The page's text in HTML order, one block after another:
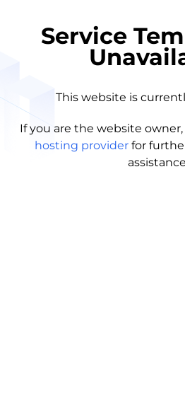
Service
This website is
If you are the website owner,
hosting provider for